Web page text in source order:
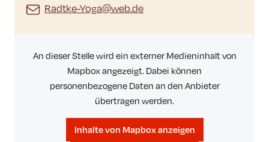
Radtke-Yoga@web.de
An dieser Stelle wird ein externer Medieninhalt von
Mapbox angezeigt. Dabei können
personenbezogene Daten an den Anbieter
übertragen werden.
Inhalte von Mapbox anzeigen